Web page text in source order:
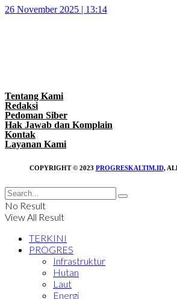
26 November 2025 | 13:14
Tentang Kami
Redaksi
Pedoman Siber
Hak Jawab dan Komplain
Kontak
Layanan Kami
COPYRIGHT © 2023 PROGRESKALTIM.ID,
No Result
View All Result
TERKINI
PROGRES
Infrastruktur
Hutan
Laut
Energi